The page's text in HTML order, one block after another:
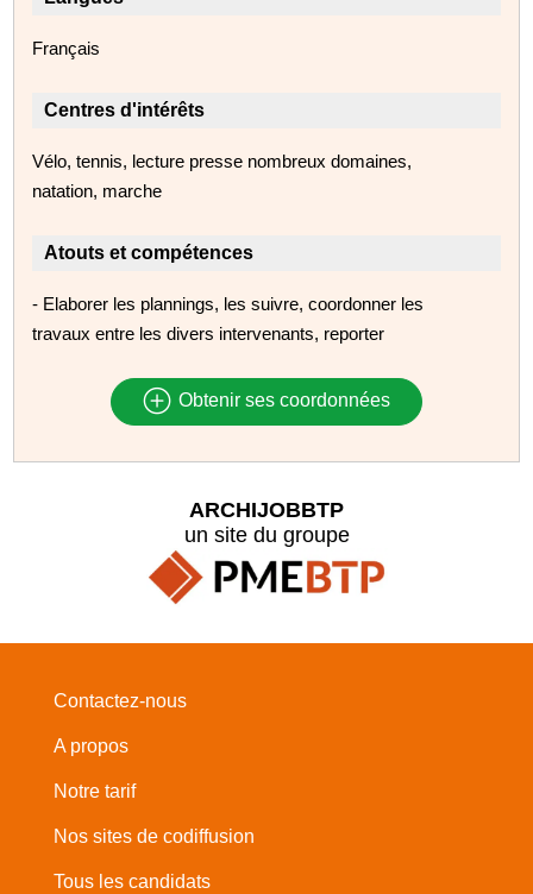
Français
Centres d'intérêts
Vélo, tennis, lecture presse nombreux domaines,
natation, marche
Atouts et compétences
- Elaborer les plannings, les suivre, coordonner les
travaux entre les divers intervenants, reporter
Obtenir ses coordonnées
ARCHIJOBBTP
un site du groupe
Contactez-nous
A propos
Notre tarif
Nos sites de codiffusion
Tous les candidats